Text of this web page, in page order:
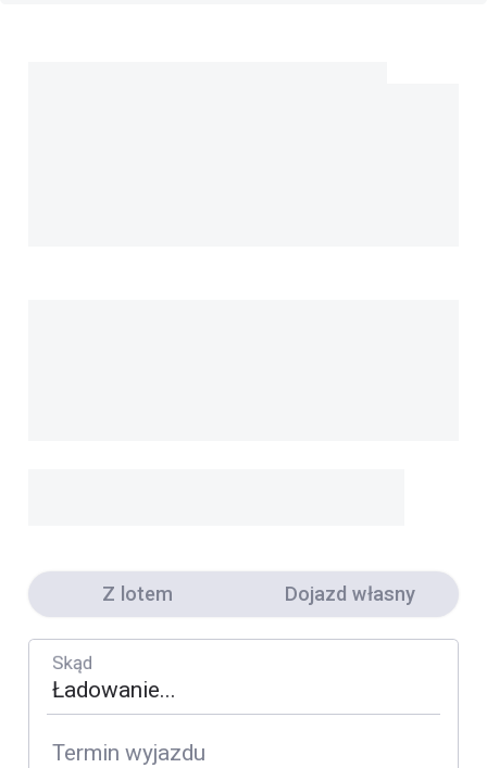
Z lotem Dojazd własny
Skąd
Termin wyjazdu